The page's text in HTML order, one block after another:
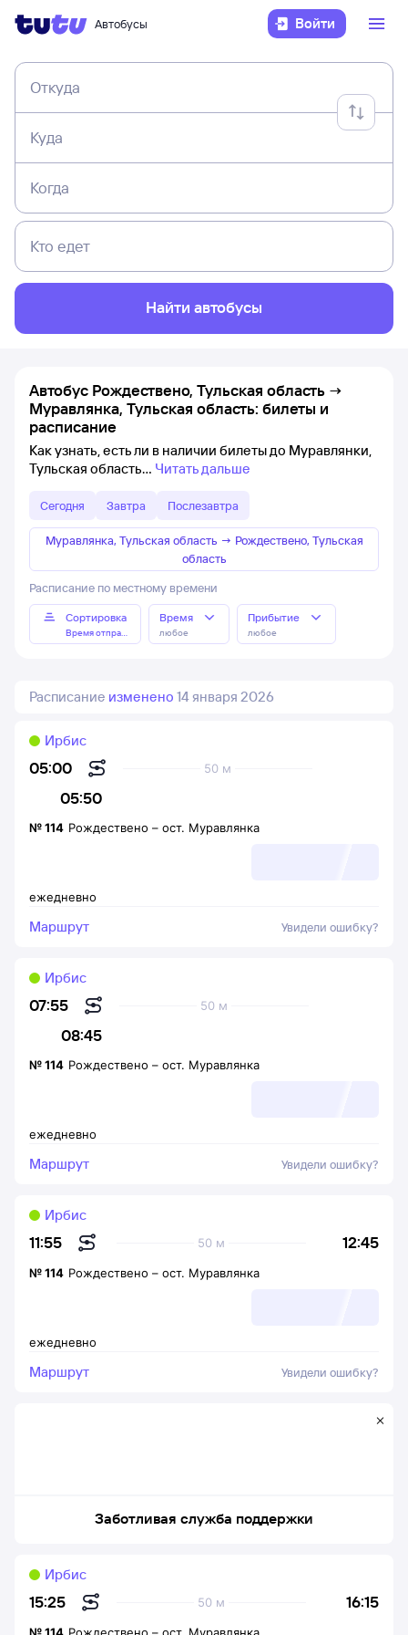
Автобусы Войти
Откуда
Куда
Когда
Кто едет
Найти автобусы
Автобус Рождествено, Тульская область →
Муравлянка, Тульская область: билеты и
расписание
Как узнать, есть ли в наличии билеты до Муравлянки,
Тульская область
Читать дальше
Сегодня Завтра Послезавтра
Муравлянка, Тульская область → Рождествено, Тульская
область
Расписание по местному времени
Сортировка
Время отправления
Время
любое
Прибытие
любое
Расписание изменено 14 января 2026
05:00
05:50
50 м
Ирбис
ежедневно
№114 Рождествено – ост. Муравлянка
Маршрут Увидели ошибку?
07:55
08:45
50 м
Ирбис
ежедневно
№114 Рождествено – ост. Муравлянка
Маршрут Увидели ошибку?
11:55 12:45
50 м
Ирбис
ежедневно
№114 Рождествено – ост. Муравлянка
Маршрут Увидели ошибку?
Заботливая служба поддержки
15:25 16:15
50 м
Ирбис